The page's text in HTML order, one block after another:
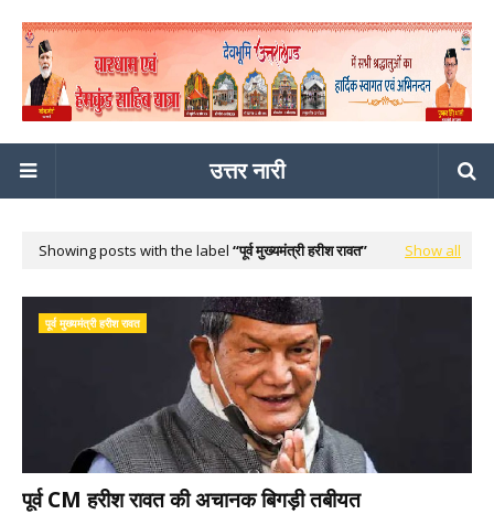
उत्तर नारी
Showing posts with the label पूर्व मुख्यमंत्री हरीश रावत Show all
पूर्व मुख्यमंत्री हरीश रावत
पूर्व CM हरीश रावत की अचानक बिगड़ी तबीयत